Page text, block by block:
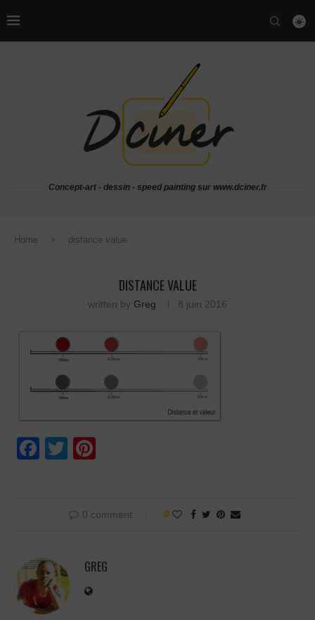
Concept-art - dessin - speed painting sur www.dciner.fr
Home distance value
DISTANCE VALUE
written by Greg 8 juin 2016
Facebook
Twitter
0 comment 0
GREG